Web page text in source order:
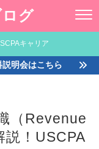
ログ
キャリア
明会はこちら
（Revenue
！USCPA